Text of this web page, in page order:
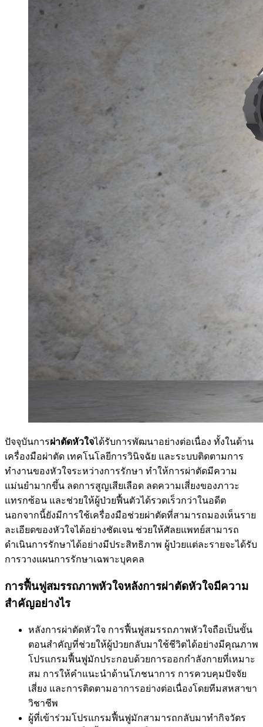
ปัจจุบันการผ่าตัดหัวใจได้รับการพัฒนาอย่างต่อเนื่อง ทั้งในด้าน
เครื่องมือผ่าตัด เทคโนโลยีการวินิจฉัย และระบบติดตามการ
ทำงานของหัวใจระหว่างการรักษา ทำให้การผ่าตัดมีความ
แม่นยำมากขึ้น ลดการสูญเสียเลือด ลดความเสี่ยงของภาวะ
แทรกซ้อน และช่วยให้ผู้ป่วยฟื้นตัวได้รวดเร็วกว่าในอดีต
นอกจากนี้ยังมีการใช้เครื่องมือช่วยผ่าตัดที่สามารถมองเห็นราย
ละเอียดของหัวใจได้อย่างชัดเจน ช่วยให้ศัลยแพทย์สามารถ
ดำเนินการรักษาได้อย่างมีประสิทธิภาพ ผู้ป่วยแต่ละรายจะได้รับ
การวางแผนการรักษาเฉพาะบุคคล
การฟื้นฟูสมรรถภาพหัวใจหลังการผ่าตัดหัวใจมีความ
สำคัญอย่างไร
หลังการผ่าตัดหัวใจ การฟื้นฟูสมรรถภาพหัวใจถือเป็นขั้น
ตอนสำคัญที่ช่วยให้ผู้ป่วยกลับมาใช้ชีวิตได้อย่างมีคุณภาพ
โปรแกรมฟื้นฟูมักประกอบด้วยการออกกำลังกายที่เหมาะ
สม การให้คำแนะนำด้านโภชนาการ การควบคุมปัจจัย
เสี่ยง และการติดตามอาการอย่างต่อเนื่องโดยทีมสหสาขา
วิชาชีพ
ผู้ที่เข้าร่วมโปรแกรมฟื้นฟูมักสามารถกลับมาทำกิจวัตร